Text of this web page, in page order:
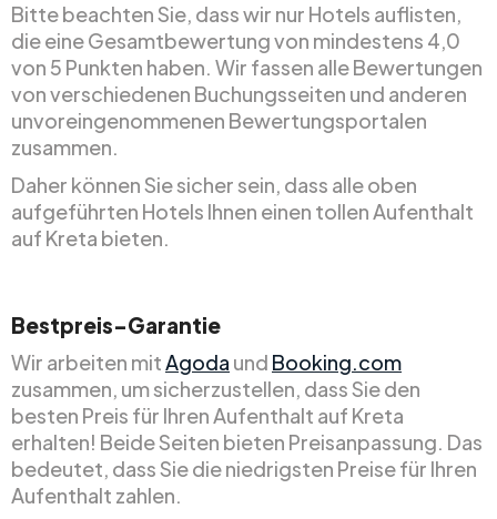
Bitte beachten Sie, dass wir nur Hotels auflisten,
die eine Gesamtbewertung von mindestens 4,0
von 5 Punkten haben. Wir fassen alle Bewertungen
von verschiedenen Buchungsseiten und anderen
unvoreingenommenen Bewertungsportalen
zusammen.
Daher können Sie sicher sein, dass alle oben
aufgeführten Hotels Ihnen einen tollen Aufenthalt
auf Kreta bieten.
Bestpreis-Garantie
Wir arbeiten mitAgoda und Booking.com
zusammen, um sicherzustellen, dass Sie den
besten Preis für Ihren Aufenthalt auf Kreta
erhalten! Beide Seiten bieten Preisanpassung. Das
bedeutet, dass Sie die niedrigsten Preise für Ihren
Aufenthalt zahlen.